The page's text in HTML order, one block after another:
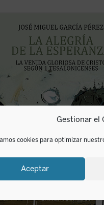
Gestionar el
cookies para optimizar
Aceptar
El lector encontrará aquí una
investigación que devuelve a la
paulina su tonalidad originaria,
la plenitud cristológica, y que
una aportación decisiva para
comprender la esperanza cristiana
fuente de alegría ...
(ver ficha)